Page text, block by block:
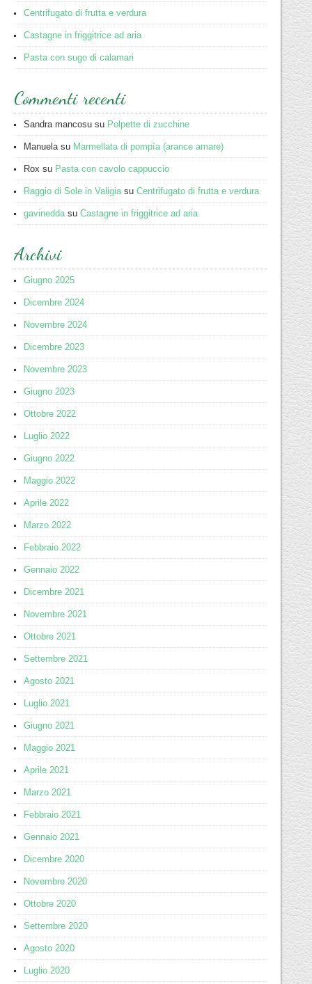
Centrifugato di frutta e verdura
Castagne in friggitrice ad aria
Pasta con sugo di calamari
Commenti recenti
Sandra mancosu su Polpette di zucchine
Manuelasu Marmellata di pompìa (arance amare)
Rox su Pasta con cavolo cappuccio
Raggio di Sole in ValigiasuCentrifugato di frutta e verdura
gavineddasuCastagne in friggitrice ad aria
Archivi
Giugno 2025
Dicembre 2024
Novembre 2024
Dicembre 2023
Novembre 2023
Giugno 2023
Ottobre 2022
Luglio 2022
Giugno 2022
Maggio 2022
Aprile 2022
Marzo 2022
Febbraio 2022
Gennaio 2022
Dicembre 2021
Novembre 2021
Ottobre 2021
Settembre 2021
Agosto 2021
Luglio 2021
Giugno 2021
Maggio 2021
Aprile 2021
Marzo 2021
Febbraio 2021
Gennaio 2021
Dicembre 2020
Novembre 2020
Ottobre 2020
Settembre 2020
Agosto 2020
Luglio 2020